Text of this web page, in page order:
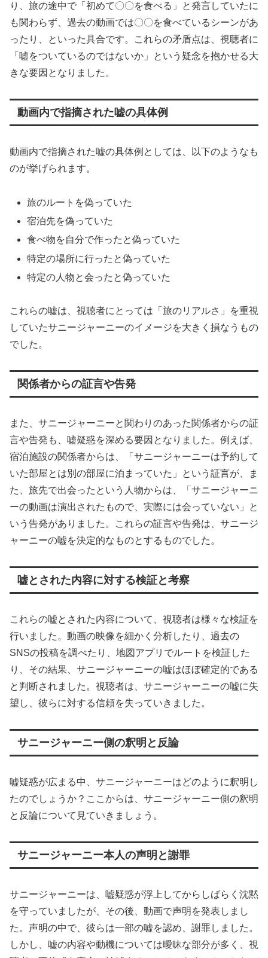
り、旅の途中で「初めて〇〇を食べる」と発言していたに
も関わらず、過去の動画では〇〇を食べているシーンがあ
ったり、といった具合です。これらの矛盾点は、視聴者に
「嘘をついているのではないか」という疑念を抱かせる大
きな要因となりました。
動画内で指摘された嘘の具体例
動画内で指摘された嘘の具体例としては、以下のようなも
のが挙げられます。
旅のルートを偽っていた
宿泊先を偽っていた
食べ物を自分で作ったと偽っていた
特定の場所に行ったと偽っていた
特定の人物と会ったと偽っていた
これらの嘘は、視聴者にとっては「旅のリアルさ」を重視
していたサニージャーニーのイメージを大きく損なうもの
でした。
関係者からの証言や告発
また、サニージャーニーと関わりのあった関係者からの証
言や告発も、嘘疑惑を深める要因となりました。例えば、
宿泊施設の関係者からは、「サニージャーニーは予約して
いた部屋とは別の部屋に泊まっていた」という証言が、ま
た、旅先で出会ったという人物からは、「サニージャーニ
ーの動画は演出されたもので、実際には会っていない」と
いう告発がありました。これらの証言や告発は、サニージ
ャーニーの嘘を決定的なものとするものでした。
嘘とされた内容に対する検証と考察
これらの嘘とされた内容について、視聴者は様々な検証を
行いました。動画の映像を細かく分析したり、過去の
SNSの投稿を調べたり、地図アプリでルートを検証した
り、その結果、サニージャーニーの嘘はほぼ確定的である
と判断されました。視聴者は、サニージャーニーの嘘に失
望し、彼らに対する信頼を失っていきました。
サニージャーニー側の釈明と反論
嘘疑惑が広まる中、サニージャーニーはどのように釈明し
たのでしょうか？ここからは、サニージャーニー側の釈明
と反論について見ていきましょう。
サニージャーニー本人の声明と謝罪
サニージャーニーは、嘘疑惑が浮上してからしばらく沈黙
を守っていましたが、その後、動画で声明を発表しまし
た。声明の中で、彼らは一部の嘘を認め、謝罪しました。
しかし、嘘の内容や動機については曖昧な部分が多く、視